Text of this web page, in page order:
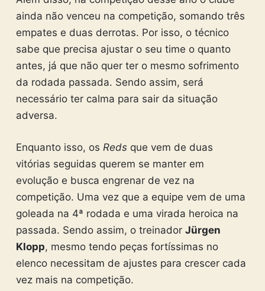
ainda não venceu na competição, somando três
empates e duas derrotas. Por isso, o técnico
sabe que precisa ajustar o seu time o quanto
antes, já que não quer ter o mesmo sofrimento
da rodada passada. Sendo assim, será
necessário ter calma para sair da situação
adversa.
Enquanto isso, os Redsque vem de duas
vitórias seguidas querem se manter em
evolução e busca engrenar de vez na
competição. Uma vez que a equipe vem de uma
goleada na 4ª rodada e uma virada heroica na
passada. Sendo assim, o treinador Jürgen
Klopp, mesmo tendo peças fortíssimas no
elenco necessitam de ajustes para crescer cada
vez mais na competição.